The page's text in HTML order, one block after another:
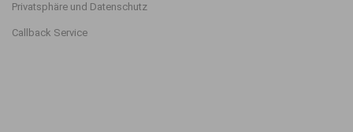
Privatsphäre und Datenschutz
Callback Service